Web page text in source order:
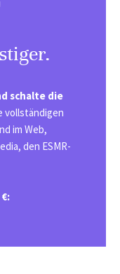
schalte die
vollständigen
im Web,
den ESMR-